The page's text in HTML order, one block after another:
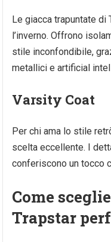
Le giacca trapuntate di
l’inverno. Offrono
stile inconfondibile,
metallici e artificial
Varsity Coat
Per chi ama lo stile
scelta eccellente. I
conferiscono un tocco
Come
Trapstar